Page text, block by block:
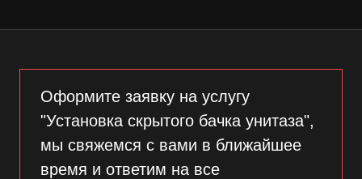
Оформите заявку на услугу
"Установка скрытого бачка унитаза",
мы свяжемся с вами в ближайшее
время и ответим на все